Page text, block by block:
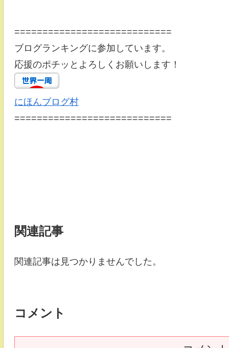
============================
ブログランキングに参加しています。
応援のポチッとよろしくお願いします！
にほんブログ村
============================
関連記事
関連記事は見つかりませんでした。
コメント